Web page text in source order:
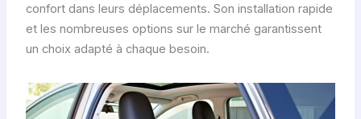
confort dans leurs déplacements. Son installation rapide
et les nombreuses options sur le marché garantissent
un choix adapté à chaque besoin.